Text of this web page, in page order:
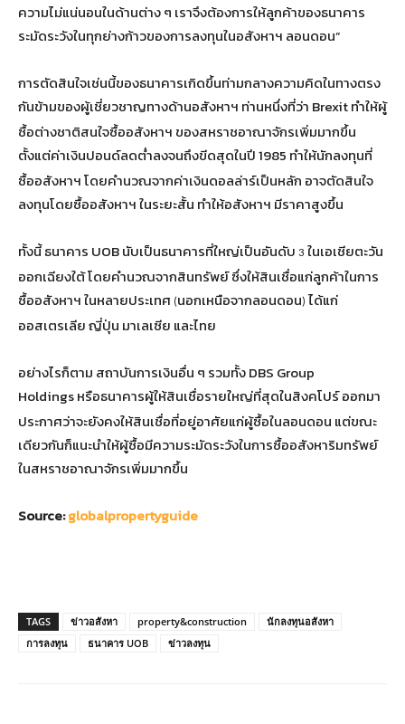
ความไม่แน่นอนในด้านต่าง ๆ เราจึงต้องการให้ลูกค้าของธนาคาร
ระมัดระวังในทุกย่างก้าวของการลงทุนในอสังหาฯ ลอนดอน”
การตัดสินใจเช่นนี้ของธนาคารเกิดขึ้นท่ามกลางความคิดในทางตรง
กันข้ามของผู้เชี่ยวชาญทางด้านอสังหาฯ ท่านหนึ่งที่ว่า Brexitทำให้ผู้
ซื้อต่างชาติสนใจซื้ออสังหาฯ ของสหราชอาณาจักรเพิ่มมากขึ้น
ตั้งแต่ค่าเงินปอนด์ลดต่ำลงจนถึงขีดสุดในปี 1985 ทำให้นักลงทุนที่
ซื้ออสังหาฯ โดยคำนวณจากค่าเงินดอลล่าร์เป็นหลัก อาจตัดสินใจ
ลงทุนโดยซื้ออสังหาฯ ในระยะสั้น ทำให้อสังหาฯ มีราคาสูงขึ้น
ทั้งนี้ ธนาคาร UOBนับเป็นธนาคารที่ใหญ่เป็นอันดับ 3 ในเอเชียตะวัน
ออกเฉียงใต้ โดยคำนวณจากสินทรัพย์ ซึ่งให้สินเชื่อแก่ลูกค้าในการ
ซื้ออสังหาฯ ในหลายประเทศ (นอกเหนือจากลอนดอน) ได้แก่
ออสเตรเลีย ญี่ปุ่น มาเลเซีย และไทย
อย่างไรก็ตาม สถาบันการเงินอื่น ๆ รวมทั้ง DBS Group
Holdingsหรือธนาคารผู้ให้สินเชื่อรายใหญ่ที่สุดในสิงคโปร์ ออกมา
ประกาศว่าจะยังคงให้สินเชื่อที่อยู่อาศัยแก่ผู้ซื้อในลอนดอน แต่ขณะ
เดียวกันก็แนะนำให้ผู้ซื้อมีความระมัดระวังในการซื้ออสังหาริมทรัพย์
ในสหราชอาณาจักรเพิ่มมากขึ้น
Source:globalpropertyguide
TAGS ข่าวอสังหา property&construction
นักลงทุนอสังหา
การลงทุน
ธนาคาร UOB ข่าวลงทุน